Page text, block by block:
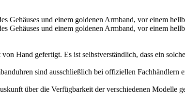
Hand gefertigt. Es ist selbstverständlich, dass ein
sind ausschließlich bei offiziellen Fachhändlern
über die Verfügbarkeit der verschiedenen Modelle